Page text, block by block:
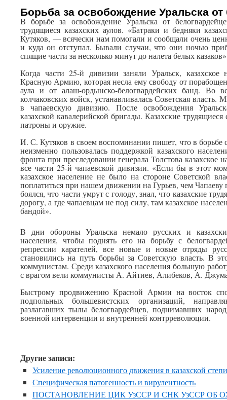
Борьба за освобождение Уральска
В борьбе за освобождение Уральска от
трудящиеся казахских аулов. «Батраки и бедняки
Кутяков, — всячески нам помогали и сообщали очень
и куда он отступал. Бывали случаи, что они ночью
спящие части за несколько минут до налета белых
Когда части 25-й дивизии заняли Уральск, казахское
Красную Армию, которая несла ему свободу от
аула и от алаш-ордынско-белогвардейских банд. Во
колчаковских войск, устанавливалась Советская
в чапаевскую дивизию. После освобождения
казахской кавалерийской бригады. Казахские
патроны и оружие.
И. С. Кутяков в своем воспоминании пишет, что в
неизменно пользовалась поддержкой казахского
фронта при преследовании генерала Толстова казахское
все части 25-й чапаевской дивизии. «Если бы в этот
казахское население не было на стороне Советской
поплатиться при нашем движении на Гурьев, чем
боялся, что части умрут с голоду, знал, что казахские
дорогу, а где чапаевцам не под силу, там казахское
бандой».
В дни обороны Уральска немало русских и
населения, чтобы поднять его на борьбу с
репрессии карателей, все новые и новые отряды
становились на путь борьбы за Советскую власть. В
коммунистам. Среди казахского населения большую
с врагом вели коммунисты А. Айтиев, Алибеков, А.
Быстрому продвижению Красной Армии на восток
подпольных большевистских организаций,
разлагавших тылы белогвардейцев, поднимавших
военной интервенции и внутренней контрреволюции.
Другие записи:
Усиление революционного движения в казахской степи
Специфическая патогенность и вирулентность
ПОСТАНОВЛЕНИЕ ЦИК УзССР И СНК УзССР ОБ